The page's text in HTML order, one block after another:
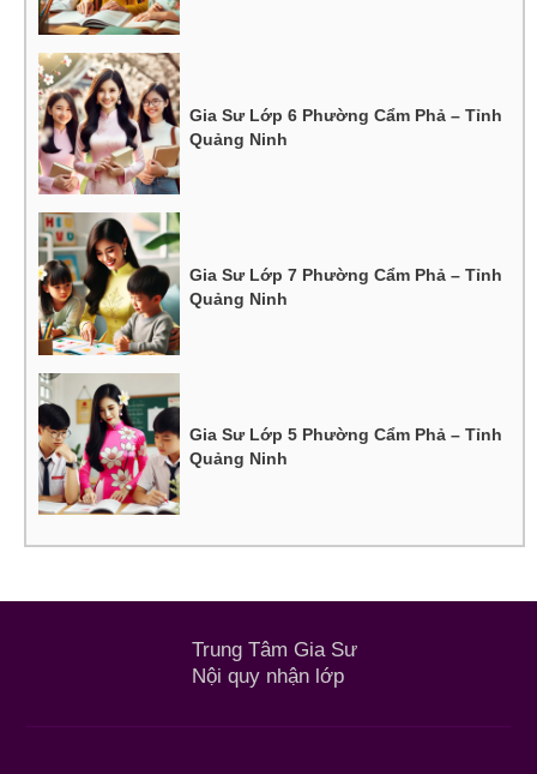
Gia Sư Lớp 6 Phường Cẩm Phả – Tỉnh
Quảng Ninh
Gia Sư Lớp 7 Phường Cẩm Phả – Tỉnh
Quảng Ninh
Gia Sư Lớp 5 Phường Cẩm Phả – Tỉnh
Quảng Ninh
Trung Tâm Gia Sư
Nội quy nhận lớp